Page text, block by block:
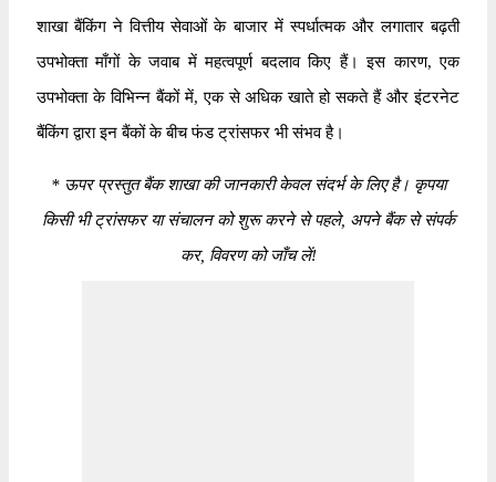
शाखा बैंकिंग ने वित्तीय सेवाओं के बाजार में स्पर्धात्मक और लगातार बढ़ती
उपभोक्ता माँगों के जवाब में महत्वपूर्ण बदलाव किए हैं। इस कारण, एक
उपभोक्ता के विभिन्न बैंकों में, एक से अधिक खाते हो सकते हैं और इंटरनेट
बैंकिंग द्वारा इन बैंकों के बीच फंड ट्रांसफर भी संभव है।
*ऊपर प्रस्तुत बैंक शाखा की जानकारी केवल संदर्भ के लिए है। कृपया
किसी भी ट्रांसफर या संचालन को शुरू करने से पहले, अपने बैंक से संपर्क
कर, विवरण को जाँच लें!